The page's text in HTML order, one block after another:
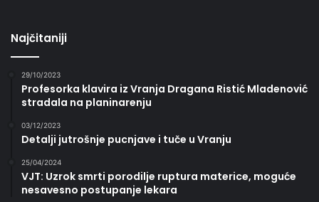
Najčitaniji
29/10/2023
Profesorka klavira iz Vranja Dragana Ristić Mladenović
stradala na planinarenju
03/12/2023
Detalji jutrošnje pucnjave i tuče u Vranju
25/04/2024
VJT: Uzrok smrti porodilje ruptura materice, moguće
nesavesno postupanje lekara